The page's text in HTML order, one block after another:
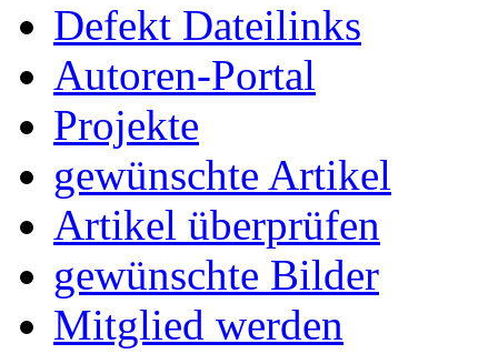
Defekt Dateilinks
Autoren-Portal
Projekte
gewünschte Artikel
Artikel überprüfen
gewünschte Bilder
Mitglied werden